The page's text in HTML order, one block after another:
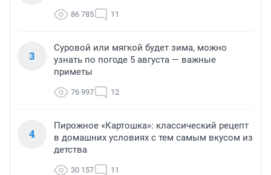
86 785 11
3
Суровой или мягкой будет зима, можно
узнать по погоде 5 августа — важные
приметы
76 997 12
4
Пирожное «Картошка»: классический рецепт
в домашних условиях с тем самым вкусом из
детства
30 157 11